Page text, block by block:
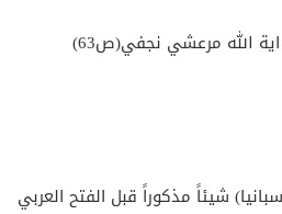
الله مرعشي نجفي(ص63)
شيئاً مذكوراً قبل الفتح العربي